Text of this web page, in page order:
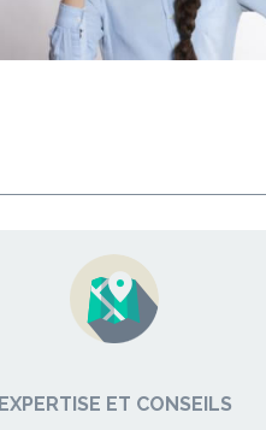
EXPERTISE ET CONSEILS